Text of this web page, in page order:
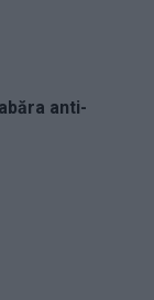
anti-